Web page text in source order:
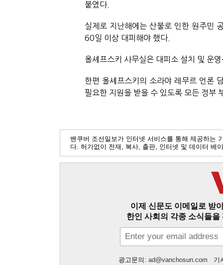
붙였다.
실제로 지난해에는 산불로 인한 원주민
60일 이상 대피해야 했다.
올셰프스키 사무실은 대피소 설치 및 운
한편 올셰프스키의 소라야 레무르 언론
필요한 지원을 받을 수 있도록 모든 정부
밴쿠버 조선일보가 인터넷 서비스를 통해 제공하는
다. 허가없이 전재, 복사, 출판, 인터넷 및 데이터 베
이제 신문도 이메일로 받
한인 사회의 각종 소식들
광고문의: ad@vanchosun.com 기